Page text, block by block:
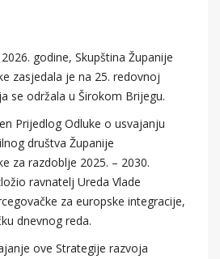
godine, Skupština Županije
zasjedala je na 25. redovnoj
se održala u Širokom Brijegu.
Prijedlog Odluke o usvajanju
društva Županije
za razdoblje 2025. – 2030.
ravnatelj Ureda Vlade
za europske integracije,
dnevnog reda.
ove Strategije razvoja